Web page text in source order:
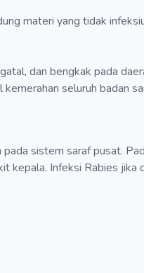
materi yang tidak
dan bengkak pada
seluruh badan
sistem saraf pusat.
kepala. Infeksi Rabies jika